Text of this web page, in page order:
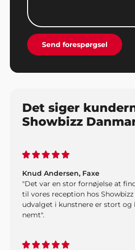
Send forespørgsel
Det siger
Showbizz
og man kan se tilbage på en
hjælpen med musikken".
Knud Andersen, Faxe
"Det var en stor fornøjelse at
til vores reception hos
udvalget i kunstnere er stort
nemt".